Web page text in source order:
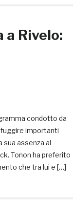
a Rivelo:
condotto da
importanti
sua assenza al
Tonon ha preferito
che tra lui e […]